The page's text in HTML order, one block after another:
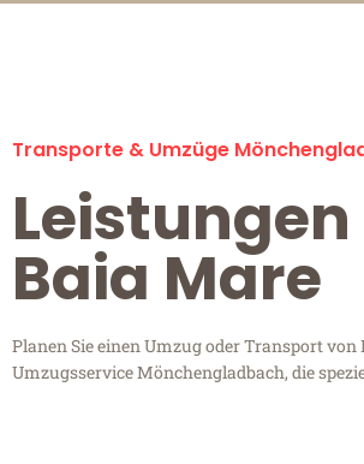
Transporte & Umzüge
Baia Mare
Planen Sie einen Umzug oder Transport
Umzugsservice Mönchengladbach, die